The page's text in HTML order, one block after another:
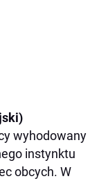
wyhodowany
instynktu
obcych. W